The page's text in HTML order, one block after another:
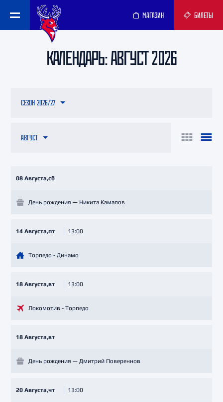
МАГАЗИН БИЛЕТЫ
КАЛЕНДАРЬ: АВГУСТ 2026
АВГУСТ
СЕЗОН 2026/27
08 Августа,сб
День рождения — Никита Камалов
14 Августа,пт 13:00
Торпедо - Динамо
18 Августа,вт 13:00
Локомотив - Торпедо
18 Августа,вт
День рождения — Дмитрий Повереннов
20 Августа,чт 13:00